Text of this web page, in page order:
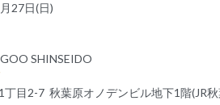
27日(日)
SHINSEIDO
丁目2-7 秋葉原オノデンビル地下1階(JR